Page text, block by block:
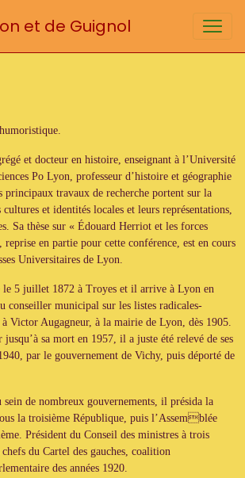
et docteur en histoire, enseignant à l’Université
Po Lyon, professeur d’histoire et géographie
principaux travaux de recherche portent sur la
et identités locales et leurs représentations,
Sa thèse sur « Édouard Herriot et les forces
en partie pour cette conférence, est en cours
Universitaires de Lyon.
le 5 juillet 1872 à Troyes et il arrive à Lyon en
conseiller municipal sur les listes radicales-
à Victor Augagneur, à la mairie de Lyon, dès 1905.
jusqu’à sa mort en 1957, il a juste été relevé de ses
par le gouvernement de Vichy, puis déporté de
de nombreux gouvernements, il présida la
la troisième République, puis l’Assemblée
Président du Conseil des ministres à trois
du Cartel des gauches, coalition
des années 1920.